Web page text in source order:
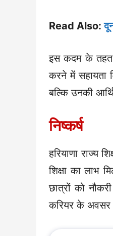
Read Also:
इस कदम के तहत,
करने में सहायता
बल्कि उनकी
निष्कर्ष
हरियाणा राज्य
शिक्षा का लाभ
छात्रों को
करियर के अवसर